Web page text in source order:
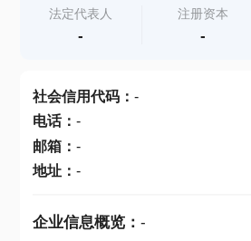
查产地
法定代表人
-
注册资本
-
社会信用代码： -
电话： -
邮箱： -
地址： -
企业信息概览： -